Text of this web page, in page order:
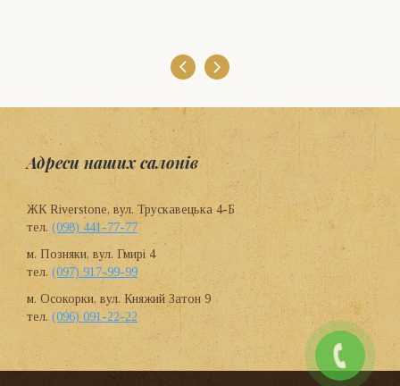
Адреси наших салонів
ЖК Riverstone, вул. Трускавецька 4-Б
тел. (098) 441-77-77
м. Позняки, вул. Гмирі 4
тел. (097) 917-99-99
м. Осокорки, вул. Княжий Затон 9
тел. (096) 091-22-22